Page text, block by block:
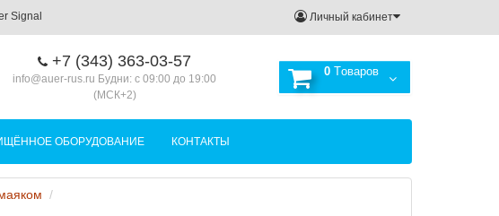
Signal Личный кабинет
+7 (343) 363-03-57
info@auer-rus.ru Будни: с 09:00 до 19:00
(МСК+2)
0 Tоваров
ОБОРУДОВАНИЕ КОНТАКТЫ